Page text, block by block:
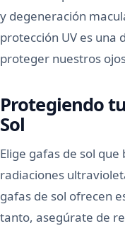
y degeneración
protección UV es una
proteger nuestros
Protegiendo
Sol
Elige gafas de sol
radiaciones
gafas de sol ofrecen
tanto, asegúrate de